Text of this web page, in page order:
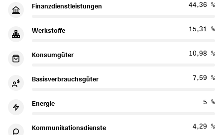
Finanzdienstleistungen 44,36 %
Werkstoffe 15,31 %
Konsumgüter 10,98 %
Basisverbrauchsgüter 7,59 %
Energie 5 %
Kommunikationsdienste 4,29 %